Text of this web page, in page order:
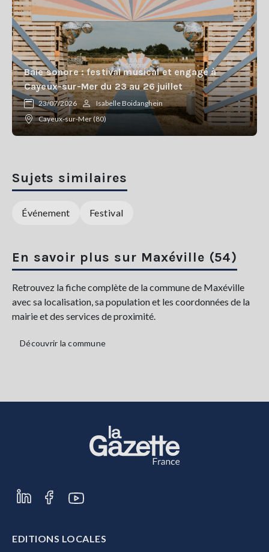
Baie sonore : festival musical et engagé à
Cayeux-sur-Mer du 23 au 26 juillet
23/07/2026
Isabelle Boidanghein
Cayeux-sur-Mer (80)
Sujets similaires
Événement Festival
En savoir plus sur Maxéville (54)
Retrouvez la fiche complète de la commune de Maxéville
avec sa localisation, sa population et les coordonnées de la
mairie et des services de proximité.
Découvrir la commune
EDITIONS LOCALES